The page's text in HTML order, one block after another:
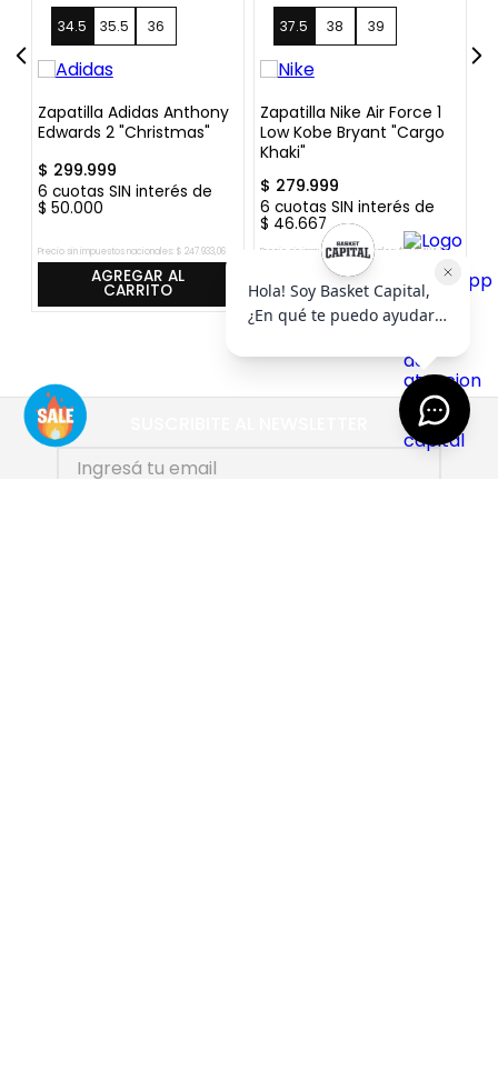
34.5 35.5 36
Zapatilla Adidas Anthony
Edwards 2 "Christmas"
$ 299.999
6 cuotas SIN interés de
$ 50.000
Precio sin impuestos nacionales: $ 247 933,06
AGREGAR AL
CARRITO
37.5 38 39
Zapatilla Nike Air Force 1
Low Kobe Bryant "Cargo
Khaki"
$ 279.999
6 cuotas SIN interés de
$ 46.667
Precio sin impuestos nacionales:
AGREGAR AL
CARRITO